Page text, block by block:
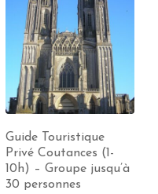
Guide Touristique
Privé Coutances (1-
10h) – Groupe jusqu’à
30 personnes